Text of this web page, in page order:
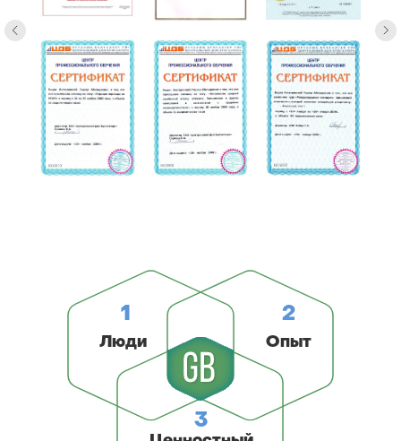
Люди Опыт
1 2
3